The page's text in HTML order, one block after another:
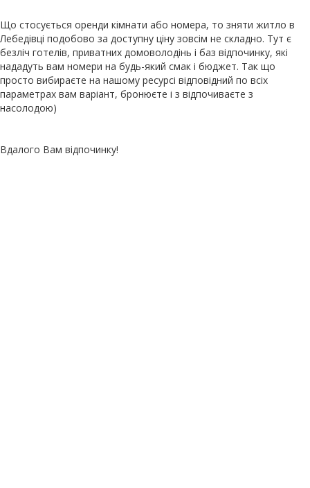
Що стосується оренди кімнати або номера, то зняти житло в
Лебедівці подобово за доступну ціну зовсім не складно. Тут є
безліч готелів, приватних домоволодінь і баз відпочинку, які
нададуть вам номери на будь-який смак і бюджет. Так що
просто вибираєте на нашому ресурсі відповідний по всіх
параметрах вам варіант, бронюєте і з відпочиваєте з
насолодою)
Вдалого Вам відпочинку!